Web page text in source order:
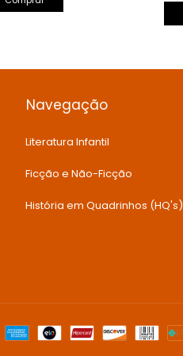
Navegação
Literatura Infantil
Ficção e Não-Ficção
História em Quadrinhos (HQ's)